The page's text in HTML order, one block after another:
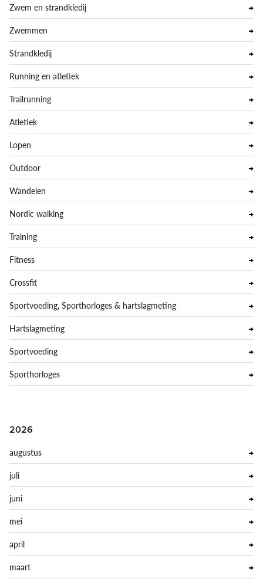
Zwem en strandkledij
Zwemmen
Strandkledij
Running en atletiek
Trailrunning
Atletiek
Lopen
Outdoor
Wandelen
Nordic walking
Training
Fitness
Crossfit
Sportvoeding, Sporthorloges & hartslagmeting
Hartslagmeting
Sportvoeding
Sporthorloges
2026
augustus
juli
juni
mei
april
maart